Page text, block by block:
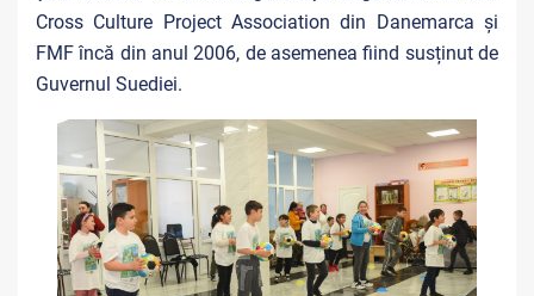
Cross Culture Project Association din Danemarca și
FMF încă din anul 2006, de asemenea fiind susținut de
Guvernul Suediei.